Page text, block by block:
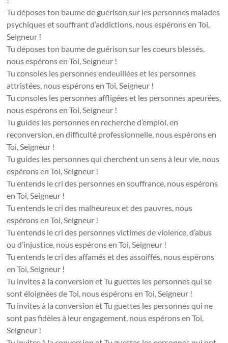
Tu déposes ton baume de guérison sur les personnes malades
psychiques et souffrant d’addictions, nous espérons en Toi,
Seigneur !
Tu déposes ton baume de guérison sur les coeurs blessés,
nous espérons en Toi, Seigneur !
Tu consoles les personnes endeuillées et les personnes
attristées, nous espérons en Toi, Seigneur !
Tu consoles les personnes affligées et les personnes apeurées,
nous espérons en Toi, Seigneur !
Tu guides les personnes en recherche d’emploi, en
reconversion, en difficulté professionnelle, nous espérons en
Toi, Seigneur !
Tu guides les personnes qui cherchent un sens à leur vie, nous
espérons en Toi, Seigneur !
Tu entends le cri des personnes en souffrance, nous espérons
en Toi, Seigneur !
Tu entends le cri des malheureux et des pauvres, nous
espérons en Toi, Seigneur !
Tu entends le cri des personnes victimes de violence, d’abus
ou d’injustice, nous espérons en Toi, Seigneur !
Tu entends le cri des affamés et des assoiffés, nous espérons
en Toi, Seigneur !
Tu invites à la conversion et Tu guettes les personnes qui se
sont éloignées de Toi, nous espérons en Toi, Seigneur !
Tu invites à la conversion et Tu guettes les personnes qui ne
sont pas fidèles à leur engagement, nous espérons en Toi,
Seigneur !